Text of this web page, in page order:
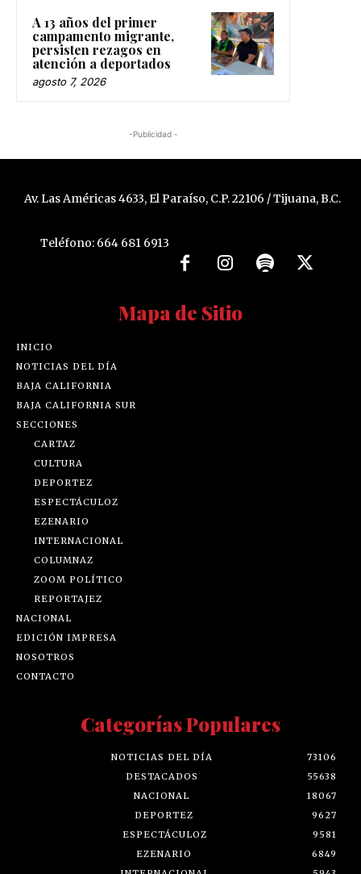
A 13 años del primer
campamento migrante,
persisten rezagos en
atención a deportados
agosto 7, 2026
-Publicidad -
Av. Las Américas 4633, El Paraíso, C.P. 22106 / Tijuana, B.C.
Teléfono: 664 681 6913
Mapa de Sitio
INICIO
NOTICIAS DEL DÍA
BAJA CALIFORNIA
BAJA CALIFORNIA SUR
SECCIONES
CARTAZ
CULTURA
DEPORTEZ
ESPECTÁCULOZ
EZENARIO
INTERNACIONAL
COLUMNAZ
ZOOM POLÍTICO
REPORTAJEZ
NACIONAL
EDICIÓN IMPRESA
NOSOTROS
CONTACTO
Categorías Populares
NOTICIAS DEL DÍA
73106
DESTACADOS
55638
NACIONAL
18067
DEPORTEZ
9627
ESPECTÁCULOZ
9581
EZENARIO
6849